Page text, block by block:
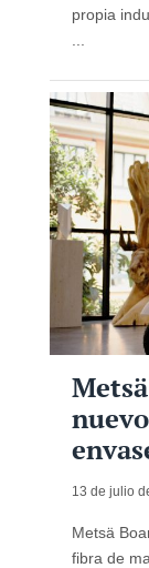
propia
13 de julio
Metsä
fibra de